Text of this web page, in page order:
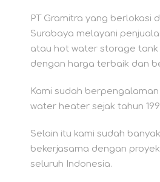
PT Gramitra yang berlokasi
Surabaya melayani
atau hot water storage
dengan harga terbaik dan
Kami sudah
water heater sejak tahun
Selain itu kami sudah
bekerjasama dengan
seluruh Indonesia.